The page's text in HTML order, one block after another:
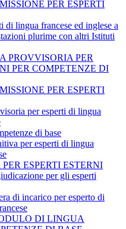
PER ESPERTI
di lingua francese ed inglese a
plurime con altri Istituti
PROVVISORIA PER
PER COMPETENZE DI
PER ESPERTI
per esperti di lingua
di base
per esperti di lingua
ESPERTI ESTERNI
per gli esperti
di incarico per esperto di
DI LINGUA